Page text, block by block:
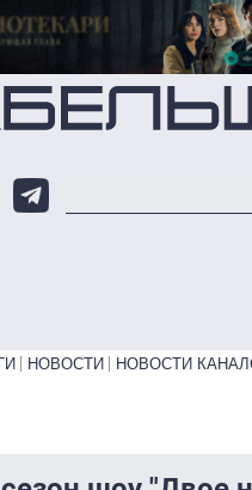
содержанию
НОВОСТИ НОВОСТИ